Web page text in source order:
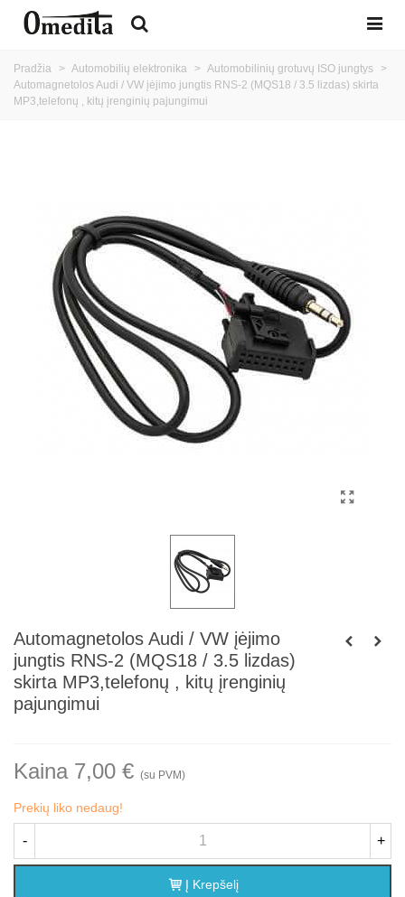
Pradžia > Automobilių elektronika > Automobilinių grotuvų ISO jungtys
>
Automagnetolos Audi / VW įėjimo jungtis RNS-2 (MQS18 / 3.5 lizdas) skirta
MP3,telefonų , kitų įrenginių pajungimui
Automagnetolos Audi / VW įėjimo
jungtis RNS-2 (MQS18 / 3.5 lizdas)
skirta MP3,telefonų , kitų įrenginių
pajungimui
Kaina 7,00 € (su PVM)
Prekių liko nedaug!
- +
Į Krepšelį